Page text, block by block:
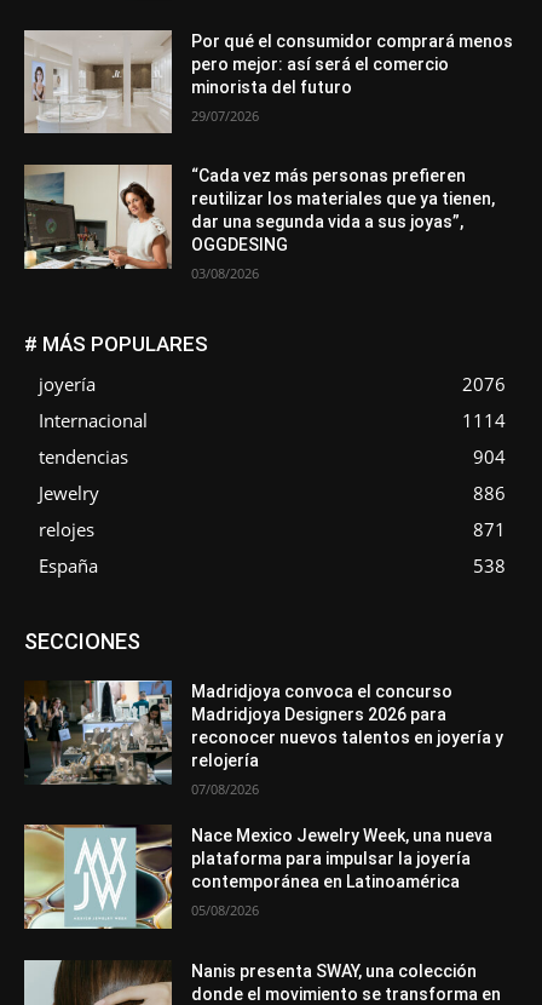
Por qué el consumidor comprará menos
pero mejor: así será el comercio
minorista del futuro
29/07/2026
“Cada vez más personas prefieren
reutilizar los materiales que ya tienen,
dar una segunda vida a sus joyas”,
OGGDESING
03/08/2026
# MÁS POPULARES
joyería
2076
Internacional
1114
tendencias
904
Jewelry
886
relojes
871
España
538
SECCIONESAsociaciones
Entrevistas
Mundo Técnico
Novedades Opiniones
Perspectiva
Premios
Secciones Sin categoría
Más
Madridjoya convoca el concurso
Madridjoya Designers 2026 para
reconocer nuevos talentos en joyería y
relojería
07/08/2026
Nace Mexico Jewelry Week, una nueva
plataforma para impulsar la joyería
contemporánea en Latinoamérica
05/08/2026
Nanis presenta SWAY, una colección
donde el movimiento se transforma en